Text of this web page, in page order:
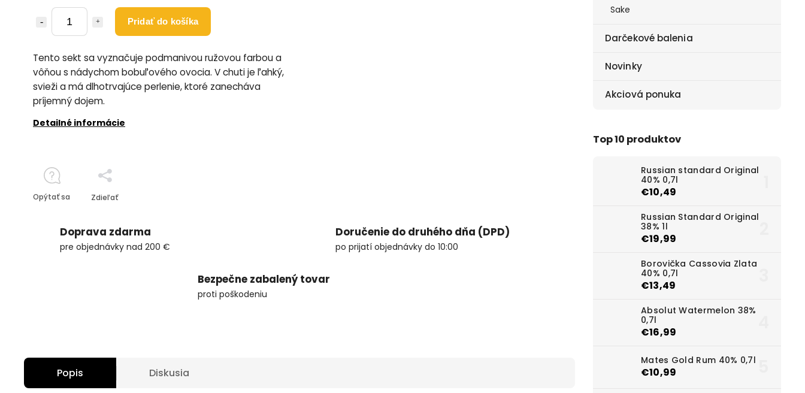
Sake
Darčekové balenia
Novinky
Akciová ponuka
Top 10 produktov
Russian standard Original
40% 0,7l
€10,49
Russian Standard Original
38% 1l
€19,99
Borovička Cassovia Zlata
40% 0,7l
€13,49
Absolut Watermelon 38%
0,7l
€16,99
Mates Gold Rum 40% 0,7l
€10,99
Pridať do košíka
Tento sekt sa vyznačuje podmanivou ružovou farbou a
vôňou s nádychom bobuľového ovocia. V chuti je ľahký,
svieži a má dlhotrvajúce perlenie, ktoré zanecháva
príjemný dojem.
Detailné informácie
Opýtať sa Zdieľať
Doprava zdarma
pre objednávky nad 200 €
Doručenie do druhého dňa (DPD)
po prijatí objednávky do 10:00
Bezpečne zabalený tovar
proti poškodeniu
Popis Diskusia